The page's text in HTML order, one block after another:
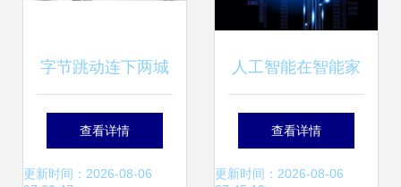
字节跳动连下两城
收购游戏公司背后
同步投资网红饰
查看详情
更新时间：2026-08-06
人工智能在智能家
居的应用系列之 什
么是人工智能？
查看详情
更新时间：2026-08-06